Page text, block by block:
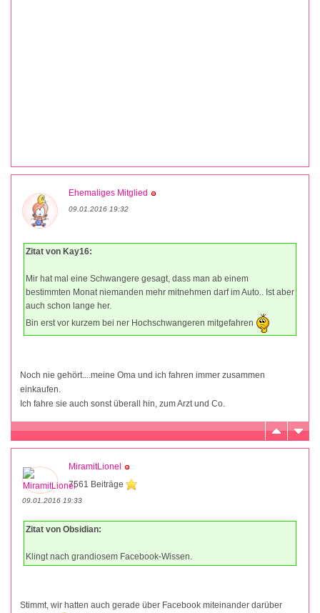
Ehemaliges Mitglied
09.01.2016 19:32
Zitat von Kay16:
Mir hat mal eine Schwangere gesagt, dass man ab einem
bestimmten Monat niemanden mehr mitnehmen darf im Auto.. Ist aber
auch schon lange her.
Bin erst vor kurzem bei ner Hochschwangeren mitgefahren
Noch nie gehört....meine Oma und ich fahren immer zusammen
einkaufen.
Ich fahre sie auch sonst überall hin, zum Arzt und Co.
MiramitLionel
7561 Beiträge
09.01.2016 19:33
Zitat von Obsidian:
Klingt nach grandiosem Facebook-Wissen.
Stimmt, wir hatten auch gerade über Facebook miteinander darüber